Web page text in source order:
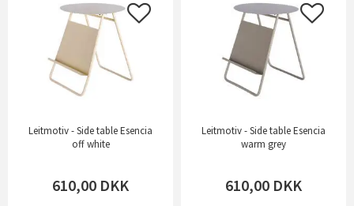
Leitmotiv - Side table Esencia
off white
610,00 DKK
Leitmotiv - Side table Esencia
warm grey
610,00 DKK